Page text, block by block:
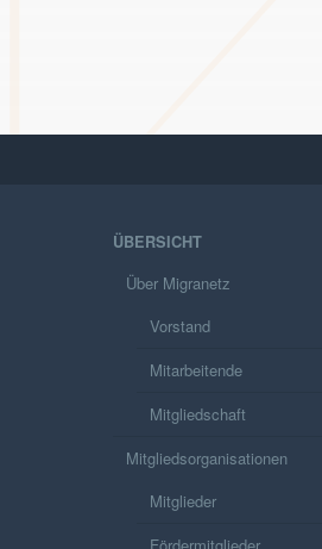
ÜBERSICHT
Über Migranetz
Vorstand
Mitarbeitende
Mitgliedschaft
Mitgliedsorganisationen
Mitglieder